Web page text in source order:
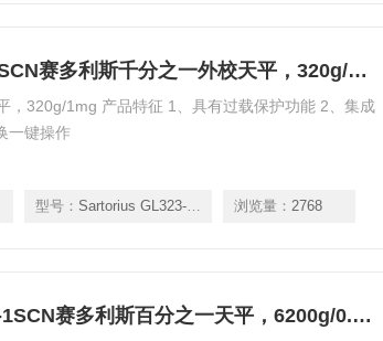
Sartorius GL323-1SCN赛多利斯千分之一外校天平，320g/1mg
，320g/1mg 产品特征 1、具有过载保护功能 2、集成
一键操作
型号： Sartorius GL323-1SCN 浏览量： 2768
Sartorius GL6202i-1SCN赛多利斯百分之一天平，6200g/0.01g